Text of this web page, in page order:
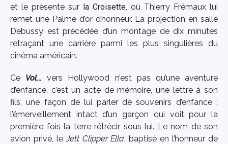
et le présente sur la Croisette , où Thierry Frémaux lui
remet une Palme d’or d’honneur. La projection en salle
Debussy est précédée d’un montage de dix minutes
retraçant une carrière parmi les plus singulières du
cinéma américain.
Ce Vol… vers Hollywood n’est pas qu’une aventure
d’enfance, c’est un acte de mémoire, une lettre à son
fils, une façon de lui parler de souvenirs d’enfance :
l’émerveillement intact d’un garçon qui voit pour la
première fois la terre rétrécir sous lui. Le nom de son
avion privé, leJett Clipper Ella, baptisé en l’honneur de